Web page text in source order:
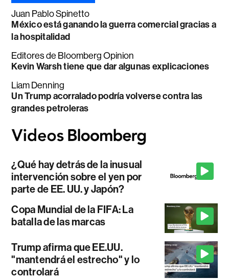
Juan Pablo Spinetto
México está ganando la guerra comercial gracias a
la hospitalidad
Editores de Bloomberg Opinion
Kevin Warsh tiene que dar algunas explicaciones
Liam Denning
Un Trump acorralado podría volverse contra las
grandes petroleras
¿Qué hay detrás de la inusual
intervención sobre el yen por
parte de EE. UU. y Japón?
Copa Mundial de la FIFA: La
batalla de las marcas
Trump afirma que EE.UU.
"mantendrá el estrecho" y lo
controlará